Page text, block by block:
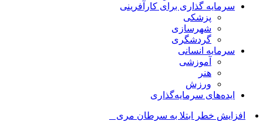
سرمایه گذاری برای کارآفرینی
پزشکی
شهرسازی
گردشگری
سرمایه انسانی
آموزشی
هنر
ورزش
ایده‌های سرمایه‌گذاری
افزایش خطر ابتلا به سرطان مری با نوش_